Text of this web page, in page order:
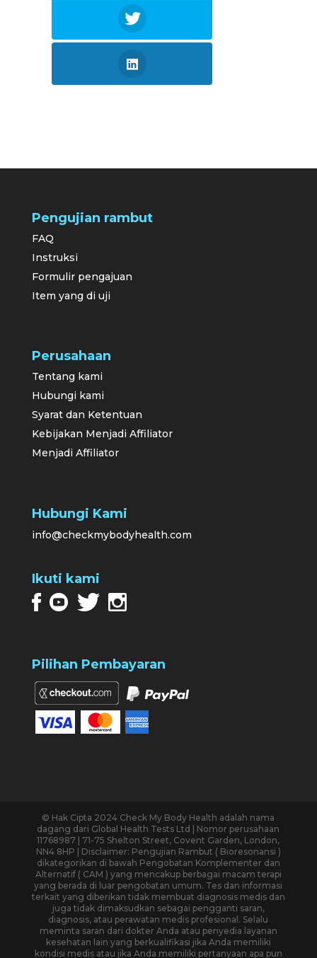
Pengujian rambut
FAQ
Instruksi
Formulir pengajuan
Item yang di uji
Perusahaan
Tentang kami
Hubungi kami
Syarat dan Ketentuan
Kebijakan Menjadi Affiliator
Menjadi Affiliator
Hubungi Kami
info@checkmybodyhealth.com
Ikuti kami
Pilihan Pembayaran
© Hak Cipta 2024 Check My Body Health adalah nama
dagang dari Global Health Tests Ltd | Nomor perusahaan
11768987 | 71-75 Shelton Street, Covent Garden, London,
NN4 8HP | Disclaimer: Pengujian Rambut ( Bioresonansi )
dikategorikan di bawah Pengobatan Komplementer dan
Alternatif ( CAM ) yang mencakup berbagai macam terapi
yang berada di luar pengobatan umum. Tes dan informasi
terkait yang diberikan tidak membuat diagnosis medis dan
juga tidak dimaksudkan sebagai pengganti saran,
diagnosis, atau perawatan medis profesional. Selalu
meminta saran dari dokter Anda atau penyedia layanan
kesehatan lain yang berkualifikasi jika Anda memiliki
kondisi medis atau jika Anda memiliki pertanyaan apa pun